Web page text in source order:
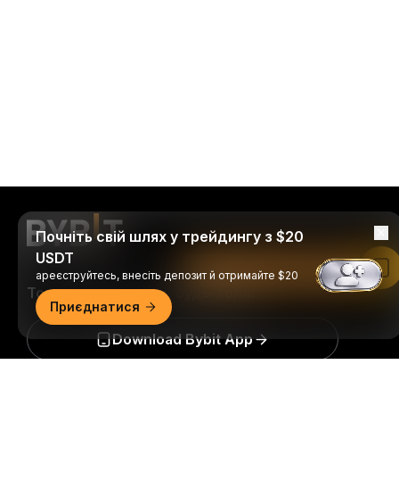
Торгуйте будь-де й будь-коли!
Download Bybit App
Почніть свій шлях у трейдингу з $20
USDT
ареєструйтесь, внесіть депозит й отримайте $20
Приєднатися
Читати в застосунку Bybit